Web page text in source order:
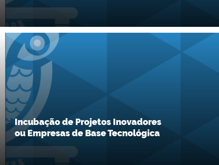
Incubação de Projetos Inovadores
ou Empresas de Base Tecnológica